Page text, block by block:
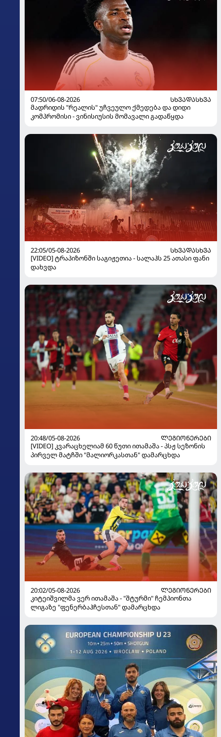
07:50/06-08-2026
ᲡᲮᲕᲐᲓᲐᲡᲮᲕᲐ
მადრიდის "რეალის" უჩვეულო ქმედება და დიდი
კომპრომისი - ვინისიუსის მომავალი გადაწყდა
22:05/05-08-2026
ᲡᲮᲕᲐᲓᲐᲡᲮᲕᲐ
[VIDEO] ტრაპიზონში საგიჟეთია - სალაჰს 25 ათასი ფანი
დახვდა
20:48/05-08-2026
ᲚᲔᲒᲘᲝᲜᲔᲠᲔᲑᲘ
[VIDEO] კვარაცხელიამ 60 წუთი ითამაშა - პსჟ სეზონის
პირველ მატჩში "მალიორკასთან" დამარცხდა
20:02/05-08-2026
ᲚᲔᲒᲘᲝᲜᲔᲠᲔᲑᲘ
კიტეიშვილმა ვერ ითამაშა - "შტურმი" ჩემპიონთა
ლიგაზე "ფენერბაჰჩესთან" დამარცხდა